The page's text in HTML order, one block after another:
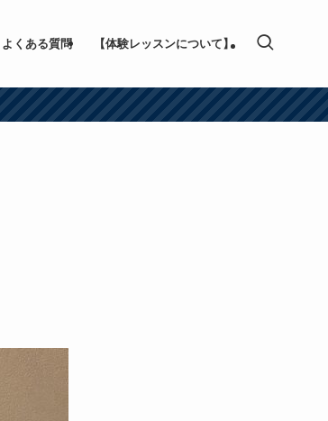
よくある質問 【体験レッスンについて】